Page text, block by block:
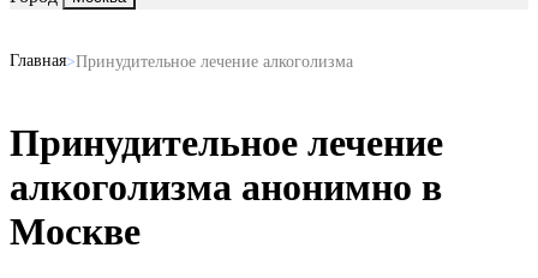
Главная Принудительное лечение алкоголизма
Принудительное лечение
алкоголизма анонимно в
Москве